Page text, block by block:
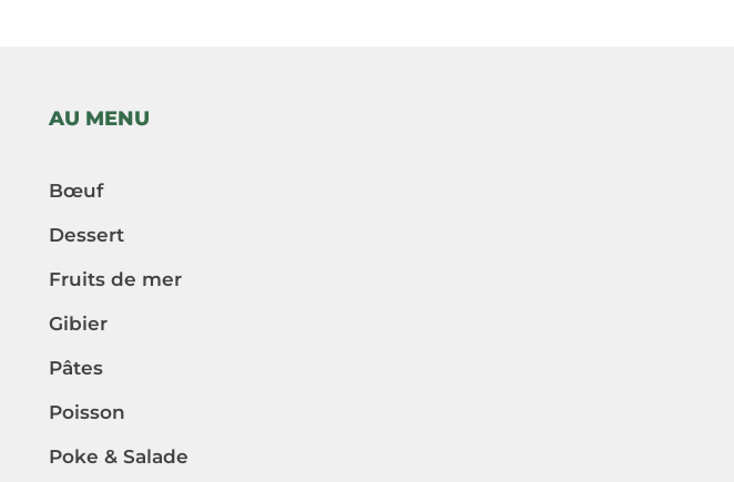
AU MENU
Bœuf
Dessert
Fruits de mer
Gibier
Pâtes
Poisson
Poke & Salade